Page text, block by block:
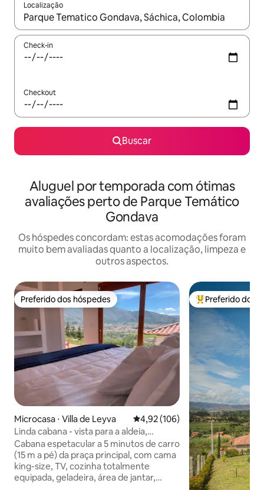
Localização
Quando os resultados estiverem disponíveis, explore-os
Check-in
Checkout
Buscar
Aluguel por temporada com ótimas
avaliações perto de Parque Temático
Gondava
Os hóspedes concordam: estas acomodações foram
muito bem avaliadas quanto a localização, limpeza e
outros aspectos.
Preferido dos hóspedes
Preferido dos hóspedes
Microcasa ⋅ Villa de Leyva 4,92 de uma avaliação média de
4,92 (106)
Linda cabana - vista para a aldeia,
cozinha, Wi-Fi e TV
Cabana espetacular a 5 minutos de carro
(15 m a pé) da praça principal, com cama
king-size, TV, cozinha totalmente
equipada, geladeira, área de jantar,
Entre os
Preferido dos